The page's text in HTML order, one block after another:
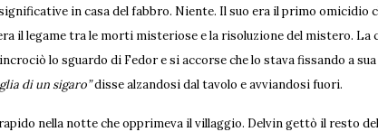
in casa del fabbro. Niente. Il suo era il primo omicidio
il legame tra le morti misteriose e la risoluzione del mistero. La
lo sguardo di Fedor e si accorse che lo stava fissando a
di un sigaro”disse alzandosi dal tavolo e avviandosi fuori.
nella notte che opprimeva il villaggio. Delvin gettò il resto